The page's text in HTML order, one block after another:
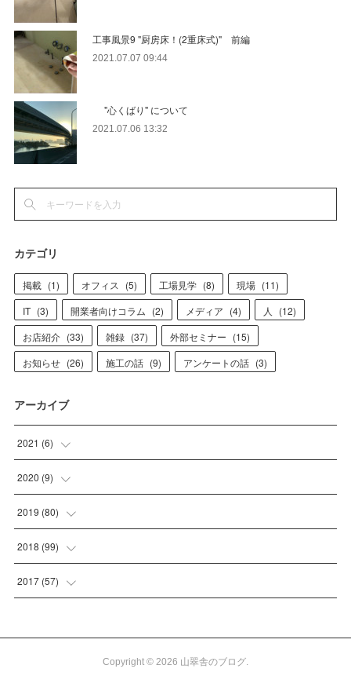
工事風景9 "厨房床！(2重床式)" 前編
2021.07.07 09:44
"心くばり" について
2021.07.06 13:32
カテゴリ
掲載 (1) オフィス (5) 工場見学 (8) 現場 (11)
IT (3) 開業者向けコラム (2) メディア (4) 人 (12)
お店紹介 (33) 雑録 (37) 外部セミナー (15)
お知らせ (26) 施工の話 (9) アンケートの話 (3)
アーカイブ
2021 (6)
( )
(4
(1
2020 (9)
(1
(2
(1
(2)
2019 (80)
(2
(3
2018 (99)
(1
2017 (57)
Copyright © 2026 山翠舎のブログ.